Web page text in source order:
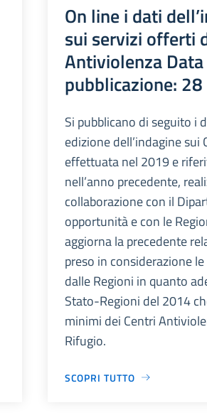
On line i dati
sui servizi offerti
Antiviolenza
pubblicazione:
Si pubblicano di seguito i
edizione dell’indagine sui
effettuata nel 2019 e
nell’anno precedente,
collaborazione con il
opportunità e con le
aggiorna la precedente
preso in considerazione
dalle Regioni in quanto
Stato-Regioni del 2014
minimi dei Centri
Rifugio.
SCOPRI TUTTO